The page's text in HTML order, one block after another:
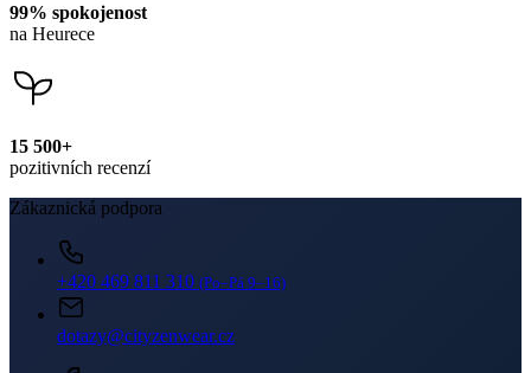
99% spokojenost
na Heurece
15 500+
pozitivních recenzí
Zákaznická podpora
+420 469 811 310 (Po–Pá 9–16)
dotazy@cityzenwear.cz